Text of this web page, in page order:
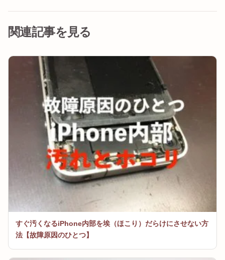
関連記事を見る
すぐ汚くなるiPhone内部を埃（ほこり）だらけにさせない方
法【故障原因のひとつ】